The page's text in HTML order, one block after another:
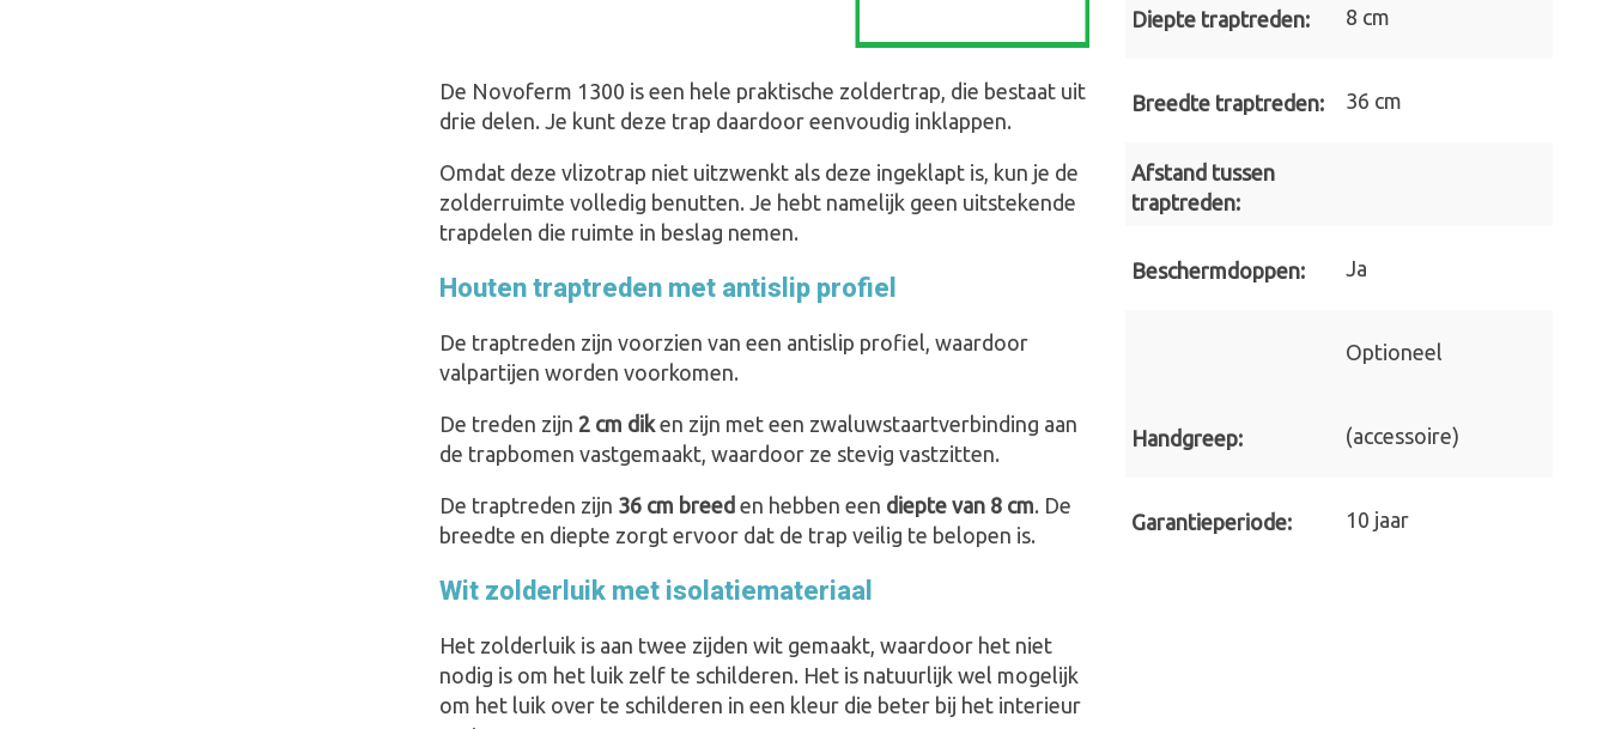
De Novoferm 1300 is een hele praktische zoldertrap, die bestaat uit
drie delen. Je kunt deze trap daardoor eenvoudig inklappen.
Omdat deze vlizotrap niet uitzwenkt als deze ingeklapt is, kun je de
zolderruimte volledig benutten. Je hebt namelijk geen uitstekende
trapdelen die ruimte in beslag nemen.
Houten traptreden met antislip profiel
De traptreden zijn voorzien van een antislip profiel, waardoor
valpartijen worden voorkomen.
De treden zijn 2 cm diken zijn met een zwaluwstaartverbinding aan
de trapbomen vastgemaakt, waardoor ze stevig vastzitten.
De traptreden zijn 36 cm breed en hebben een diepte van 8 cm. De
breedte en diepte zorgt ervoor dat de trap veilig te belopen is.
Wit zolderluik met isolatiemateriaal
Het zolderluik is aan twee zijden wit gemaakt, waardoor het niet
nodig is om het luik zelf te schilderen. Het is natuurlijk wel mogelijk
om het luik over te schilderen in een kleur die beter bij het interieur
Diepte traptreden: 8 cm
Breedte traptreden: 36 cm
Afstand tussen
traptreden:
Beschermdoppen: Ja
Handgreep:
Optioneel
(accessoire)
Garantieperiode: 10 jaar